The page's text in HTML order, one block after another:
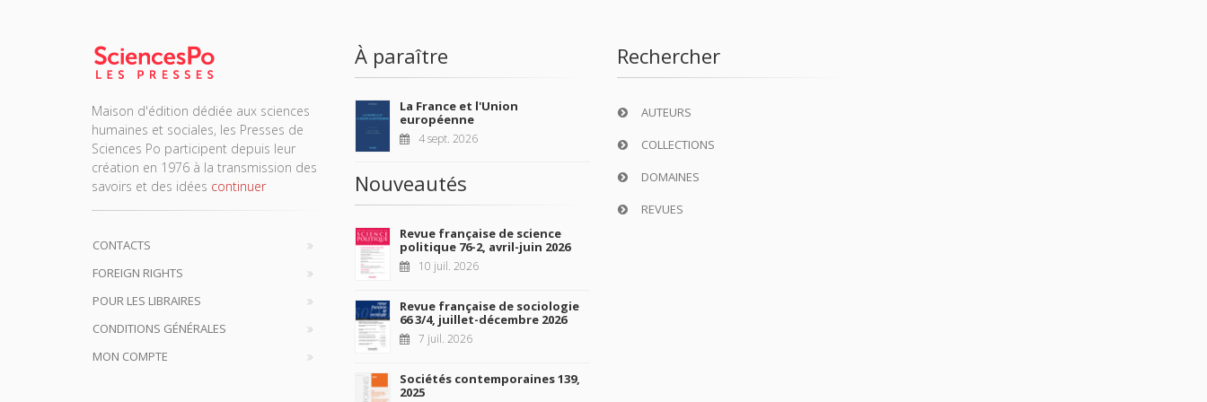
Maison d'édition dédiée aux sciences
humaines et sociales, les Presses de
Sciences Po participent depuis leur
création en 1976 à la transmission des
savoirs et des idées continuer
CONTACTS
FOREIGN RIGHTS
POUR LES LIBRAIRES
CONDITIONS GÉNÉRALES
MON COMPTE
À paraître
La France et l'Union
européenne
4 sept. 2026
Nouveautés
Revue française de science
politique 76-2, avril-juin 2026
10 juil. 2026
Revue française de sociologie
66 3/4, juillet-décembre 2026
7 juil. 2026
Sociétés contemporaines 139,
2025
Rechercher
AUTEURS
COLLECTIONS
DOMAINES
REVUES